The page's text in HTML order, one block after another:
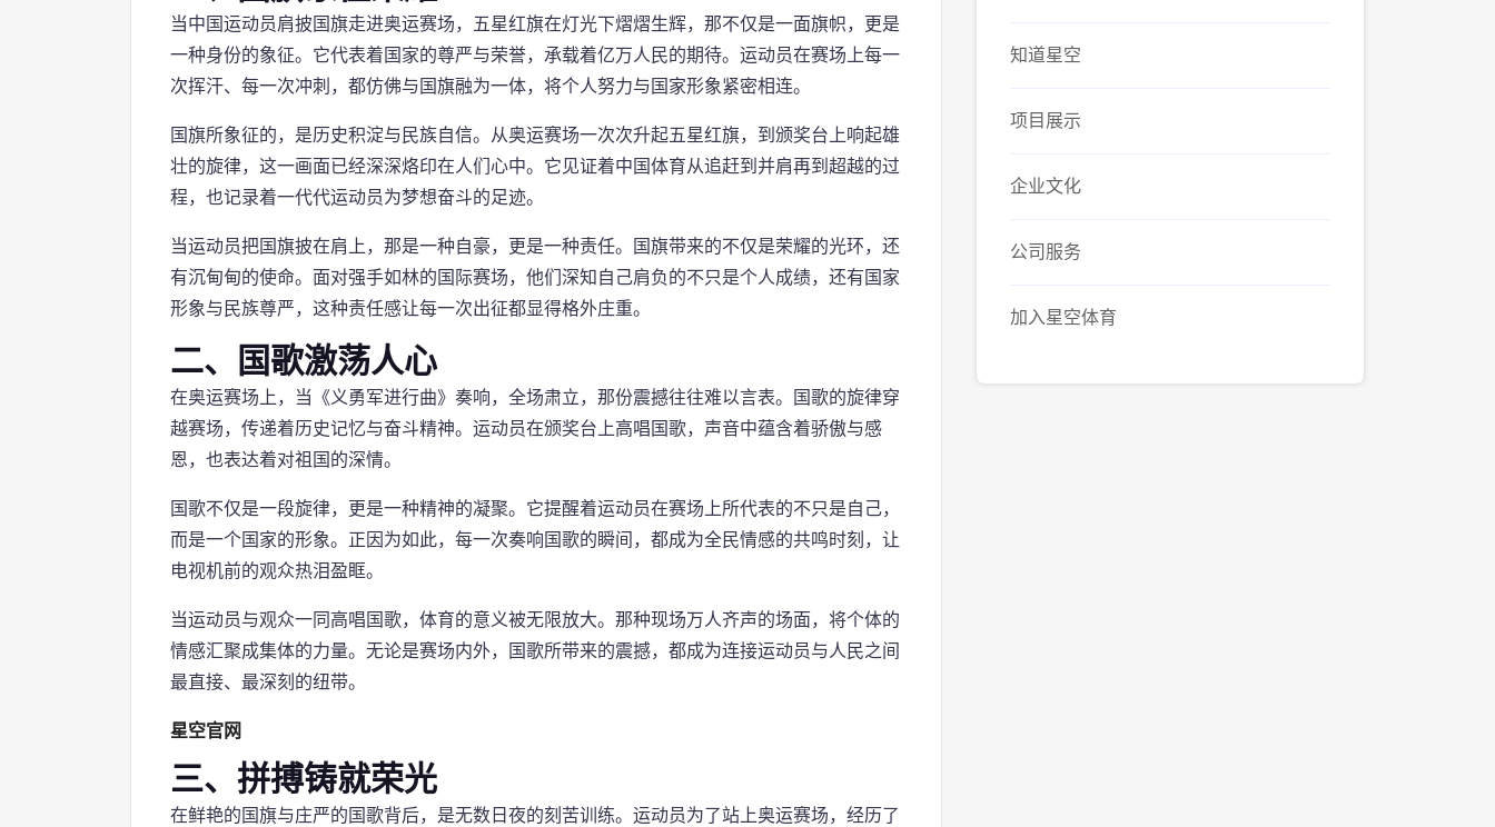
当中国运动员肩披国旗走进奥运赛场，五星红旗在灯光下熠熠生辉，那不仅是一面旗帜，更是
一种身份的象征。它代表着国家的尊严与荣誉，承载着亿万人民的期待。运动员在赛场上每一
次挥汗、每一次冲刺，都仿佛与国旗融为一体，将个人努力与国家形象紧密相连。
国旗所象征的，是历史积淀与民族自信。从奥运赛场一次次升起五星红旗，到颁奖台上响起雄
壮的旋律，这一画面已经深深烙印在人们心中。它见证着中国体育从追赶到并肩再到超越的过
程，也记录着一代代运动员为梦想奋斗的足迹。
当运动员把国旗披在肩上，那是一种自豪，更是一种责任。国旗带来的不仅是荣耀的光环，还
有沉甸甸的使命。面对强手如林的国际赛场，他们深知自己肩负的不只是个人成绩，还有国家
形象与民族尊严，这种责任感让每一次出征都显得格外庄重。
二、国歌激荡人心
在奥运赛场上，当《义勇军进行曲》奏响，全场肃立，那份震撼往往难以言表。国歌的旋律穿
越赛场，传递着历史记忆与奋斗精神。运动员在颁奖台上高唱国歌，声音中蕴含着骄傲与感
恩，也表达着对祖国的深情。
国歌不仅是一段旋律，更是一种精神的凝聚。它提醒着运动员在赛场上所代表的不只是自己，
而是一个国家的形象。正因为如此，每一次奏响国歌的瞬间，都成为全民情感的共鸣时刻，让
电视机前的观众热泪盈眶。
当运动员与观众一同高唱国歌，体育的意义被无限放大。那种现场万人齐声的场面，将个体的
情感汇聚成集体的力量。无论是赛场内外，国歌所带来的震撼，都成为连接运动员与人民之间
最直接、最深刻的纽带。
星空官网
三、拼搏铸就荣光
在鲜艳的国旗与庄严的国歌背后，是无数日夜的刻苦训练。运动员为了站上奥运赛场，经历了
知道星空
项目展示
企业文化
公司服务
加入星空体育